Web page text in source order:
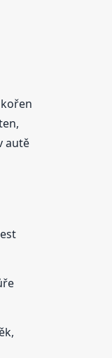
autě